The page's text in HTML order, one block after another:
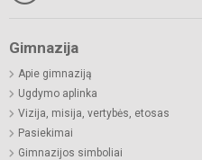
Gimnazija
Apie gimnaziją
Ugdymo aplinka
Vizija, misija, vertybės, etosas
Pasiekimai
Gimnazijos simboliai